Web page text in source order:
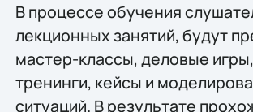
В процессе обучения
лекционных занятий, будут
мастер-классы, деловые
тренинги, кейсы и
ситуаций. В результате